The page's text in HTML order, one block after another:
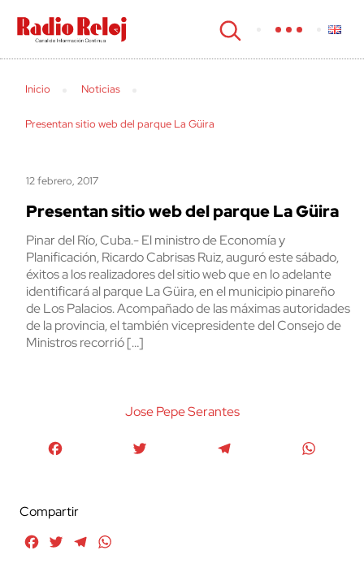
cerrar
Inicio Noticias
Presentan sitio web del parque La Güira
12 febrero, 2017
Presentan sitio web del parque La Güira
Pinar del Río, Cuba.- El ministro de Economía y
Planificación, Ricardo Cabrisas Ruiz, auguró este sábado,
éxitos a los realizadores del sitio web que en lo adelante
identificará al parque La Güira, en el municipio pinareño
de Los Palacios. Acompañado de las máximas autoridades
de la provincia, el también vicepresidente del Consejo de
Ministros recorrió […]
Jose Pepe Serantes
Compartir
FacebookTwitterTelegram